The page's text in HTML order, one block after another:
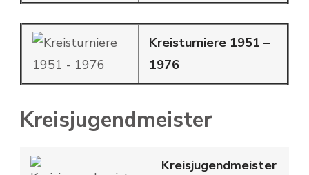
Kreisturniere 1951 –
1976
Kreisjugendmeister
Kreisjugendmeister